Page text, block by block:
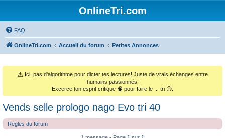
OnlineTri.com
FAQ
OnlineTri.com Accueil du forum Petites Annonces
⚠️ Ici, pas d'algorithme pour dicter tes lectures! Juste de vrais échanges entre
humains passionnés.
Excerce ton esprit critique 🧠 pour faire le ... tri 😉.
Vends selle prologo nago Evo tri 40
Règles du forum